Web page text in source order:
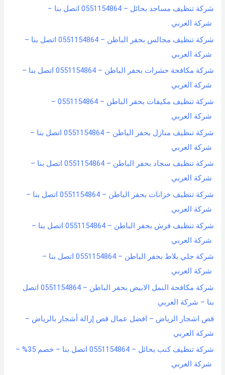
شركة تنظيف مساجد بحائل – 0551154864 اتصل بنا –
شركة العربي
شركة تنظيف مجالس بحفر الباطن – 0551154864 اتصل بنا –
شركة العربي
شركة مكافحة حشرات بحفر الباطن – 0551154864 اتصل بنا –
شركة العربي
شركة تنظيف مكيفات بحفر الباطن – 0551154864 –
شركة العربي
شركة تنظيف منازل بحفر الباطن – 0551154864 اتصل بنا –
شركة العربي
شركة تنظيف سجاد بحفر الباطن – 0551154864 اتصل بنا –
شركة العربي
شركة تنظيف خزانات بحفر الباطن – 0551154864 اتصل بنا –
شركة العربي
شركة تنظيف فرش بحفر الباطن – 0551154864 اتصل بنا –
شركة العربي
شركة جلي بلاط بحفر الباطن – 0551154864 اتصل بنا –
شركة العربي
شركة مكافحة النمل الابيض بحفر الباطن – 0551154864 اتصل
بنا – شركة العربي
قص اشجار الرياض – افضل عمال قص إزالة أشجار بالرياض –
شركة العربي
شركة تنظيف كنب بحائل – 0551154864 اتصل بنا – خصم 35% –
شركة العربي